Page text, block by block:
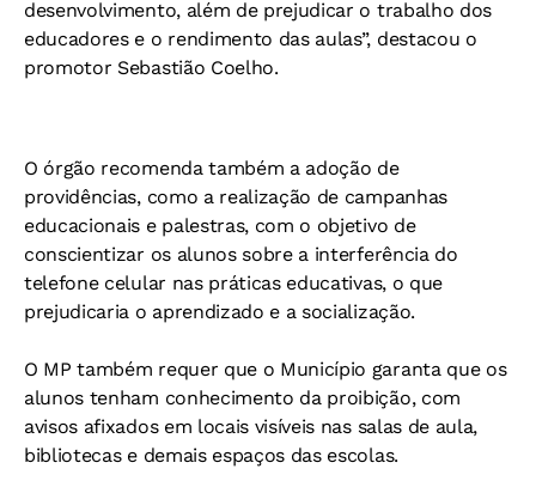
desenvolvimento, além de prejudicar o trabalho dos
educadores e o rendimento das aulas”, destacou o
promotor Sebastião Coelho.
O órgão recomenda também a adoção de
providências, como a realização de campanhas
educacionais e palestras, com o objetivo de
conscientizar os alunos sobre a interferência do
telefone celular nas práticas educativas, o que
prejudicaria o aprendizado e a socialização.
O MP também requer que o Município garanta que os
alunos tenham conhecimento da proibição, com
avisos afixados em locais visíveis nas salas de aula,
bibliotecas e demais espaços das escolas.